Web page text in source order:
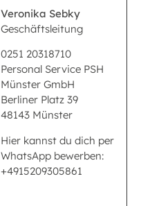
Veronika Sebky
Geschäftsleitung
0251 20318710
Personal Service PSH
Münster GmbH
Berliner Platz 39
48143 Münster
Hier kannst du dich per
WhatsApp bewerben:
+4915209305861